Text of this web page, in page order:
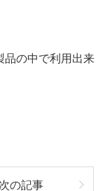
品の中で利用出来
次の記事